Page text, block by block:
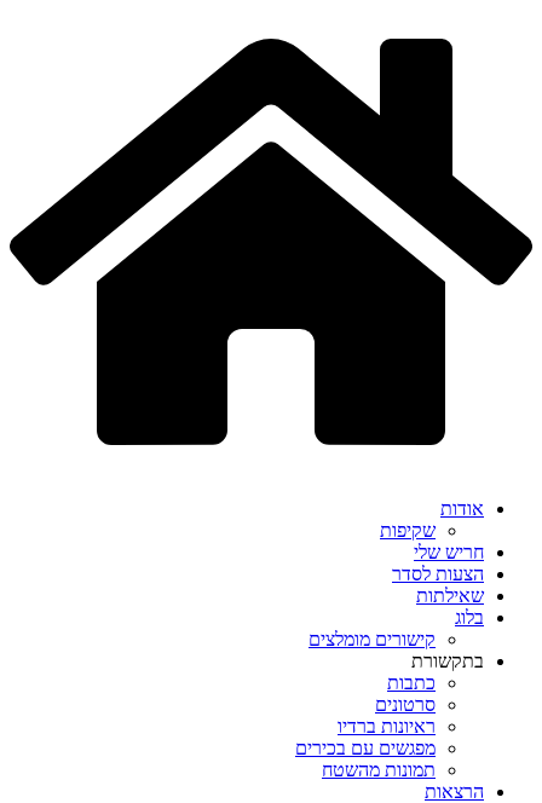
אודות
שקיפות
חריש שלי
הצעות לסדר
שאילתות
בלוג
קישורים מומלצים
בתקשורת
כתבות
סרטונים
ראיונות ברדיו
מפגשים עם בכירים
תמונות מהשטח
הרצאות